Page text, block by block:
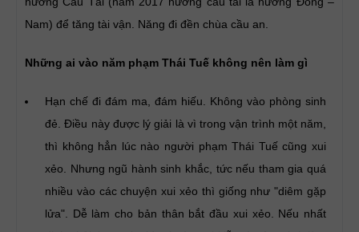
Nam) để tăng tài vận. Năng đi đền chùa cầu an.
Những ai vào năm phạm Thái Tuế không nên làm gì
Hạn chế đi đám ma, đám hiếu. Không vào phòng sinh
đẻ. Điều này được lý giải là vì trong vận trình một năm,
thì không hẳn lúc nào người phạm Thái Tuế cũng xui
xẻo. Nhưng ngũ hành sinh khắc, tức nếu tham gia quá
nhiều vào các chuyện xui xẻo thì giống như "diêm gặp
lửa". Dễ làm cho bản thân bắt đầu xui xẻo. Nếu nhất